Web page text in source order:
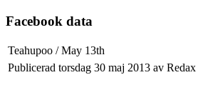
Facebook data
Teahupoo / May 13th
Publicerad torsdag 30 maj 2013 av Redax